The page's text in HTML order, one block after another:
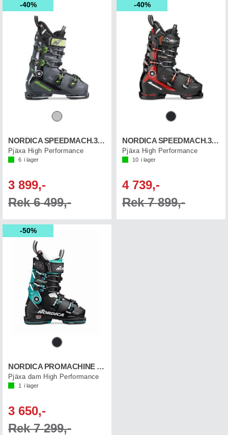
40%
NORDICA SPEEDMACH.3 120 GW
Pjäxa High Performance
6 i lager
3 899,-
Rek 6 499,-
40%
NORDICA SPEEDMACH.3 130 S GW
Pjäxa High Performance
10 i lager
4 739,-
Rek 7 899,-
50%
NORDICA PROMACHINE 115 W GW
Pjäxa dam High Performance
1 i lager
3 650,-
Rek 7 299,-